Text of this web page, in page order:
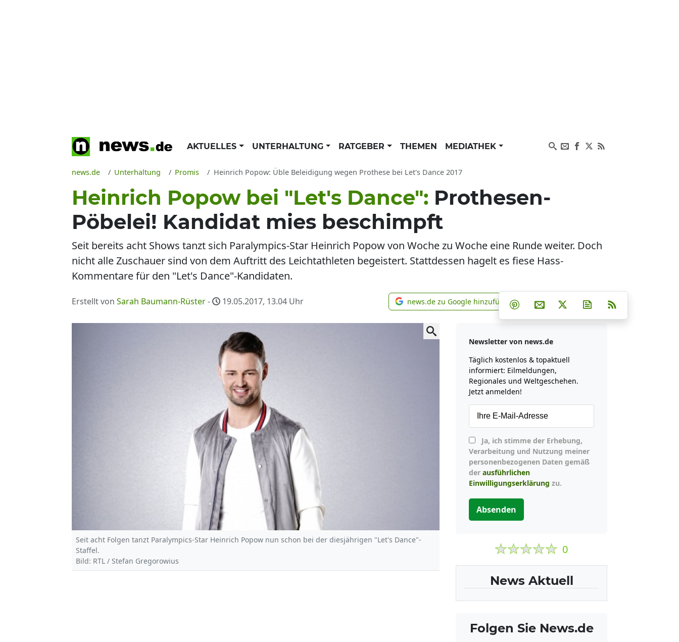
AKTUELLES UNTERHALTUNG RATGEBER THEMEN MEDIATHEK
news.de Unterhaltung Promis Heinrich Popow: Üble Beleidigung wegen Prothese bei Let's Dance 2017
Heinrich Popow bei "Let's Dance": Prothesen-
Pöbelei! Kandidat mies beschimpft
Seit bereits acht Shows tanzt sich Paralympics-Star Heinrich Popow von Woche zu Woche eine Runde weiter. Doch
nicht alle Zuschauer sind von dem Auftritt des Leichtathleten begeistert. Stattdessen hagelt es fiese Hass-
Kommentare für den "Let's Dance"-Kandidaten.
Erstellt von Sarah Baumann-Rüster- 19.05.2017, 13.04 Uhr news.de zu Google hinzufügen
news.de zu Google hinzufügen Teilen auf Facebook
Teilen auf Whatsapp
Teilen auf Telegram
Teilen auf Pinterest
Per E-Mail teilen
Post auf XNewsletter
Seit acht Folgen tanzt Paralympics-Star Heinrich Popow nun schon bei der diesjährigen "Let's Dance"-
Staffel.
Bild: RTL / Stefan Gregorowius
Newsletter von news.de
Täglich kostenlos & topaktuell
informiert: Eilmeldungen,
Regionales und Weltgeschehen.
Jetzt anmelden!
Verarbeitung und Nutzung meiner
personenbezogenen Daten gemäß
der ausführlichen
Einwilligungserklärung zu.
Absenden
0
News Aktuell
Folgen Sie News.de